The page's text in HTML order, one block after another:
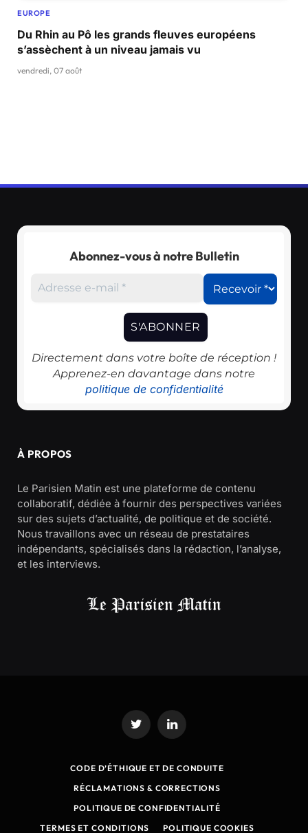
EUROPE
Du Rhin au Pô les grands fleuves européens
s’assèchent à un niveau jamais vu
vendredi, 07 août
Abonnez-vous à notre Bulletin
Directement dans votre boîte de réception !
Apprenez-en davantage dans notre
politique de confidentialité
À PROPOS
Le Parisien Matin est une plateforme de contenu
collaboratif, dédiée à fournir des perspectives variées
sur des sujets d’actualité, de politique et de société.
Nous travaillons avec un réseau de prestataires
indépendants, spécialisés dans la rédaction, l’analyse,
et les interviews.
Twitter LinkedIn
CODE D’ÉTHIQUE ET DE CONDUITE
RÉCLAMATIONS & CORRECTIONS
POLITIQUE DE CONFIDENTIALITÉ
TERMES ET CONDITIONS
POLITIQUE COOKIES